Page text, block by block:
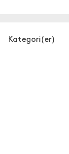
Kategori(er)